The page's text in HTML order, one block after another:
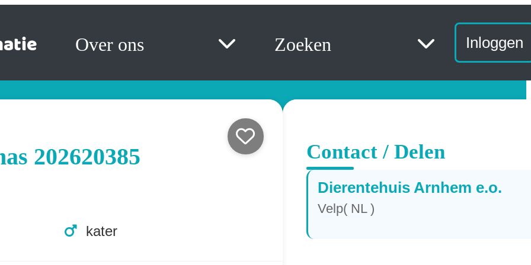
Over ons Zoeken Inloggen
202620385
kater
Contact / Delen
Dierentehuis Arnhem e.o.
Velp( NL )